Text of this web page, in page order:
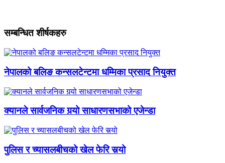
सम्बन्धित शीर्षकहरु
नेपालको बलिङ कन्सलटेन्टमा धम्मिका प्रसाद नियुक्त
क्यानले सार्वजनिक गर्‍यो साधारणसभाको एजेन्डा
पुलिस र च्यासलबीचको खेल फेरि सर्‍यो